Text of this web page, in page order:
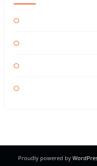
Proudly powered by